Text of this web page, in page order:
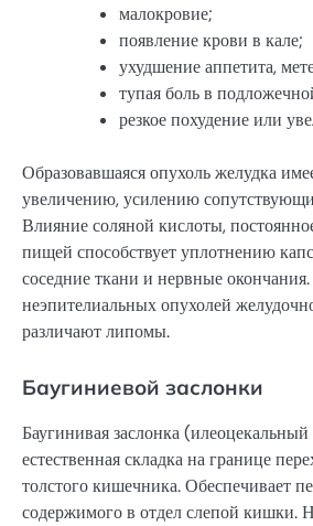
малокровие;
появление крови в кале;
ухудшение аппетита,
тупая боль в
резкое похудение или
Образовавшаяся опухоль желудка
увеличению, усилению
Влияние соляной кислоты,
пищей способствует уплотнению
соседние ткани и нервные
неэпителиальных опухолей
различают липомы.
Баугиниевой заслонки
Баугинивая заслонка
естественная складка на границе
толстого кишечника. Обеспечивает
содержимого в отдел слепой кишки.